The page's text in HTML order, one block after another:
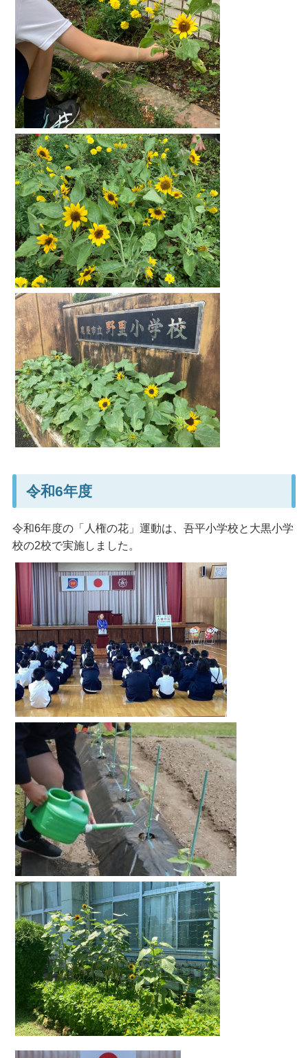
令和6年度
令和6年度の「人権の花」運動は、吾平小学校と大黒小学
校の2校で実施しました。